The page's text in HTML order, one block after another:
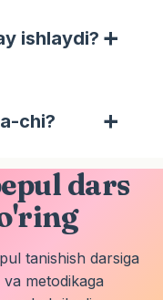
ishlaydi?
chi?
dars
tanishish darsiga
metodikaga